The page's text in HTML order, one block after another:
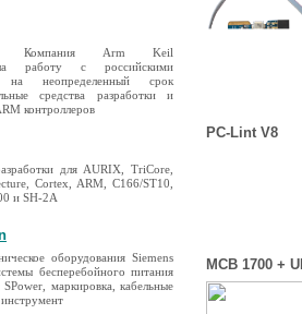
Компания Arm Keil
работу с российскими
на неопределенный срок
средства разработки и
контроллеров
для AURIX, TriCore,
Cortex, ARM, C166/ST10,
и SH-2A
оборудования Siemens
бесперебойного питания
маркировка, кабельные
PC-Lint V8
MCB 1700 +